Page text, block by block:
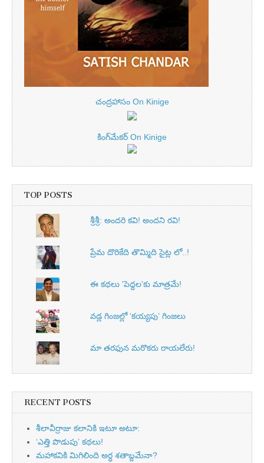
చంద్రహాసం On Kinige
కింగ్‌మేకర్ On Kinige
TOP POSTS
శ్రీశ్రీ: అందరి కవి! అందని రవి!
ప్రేమ దొరికేది తొమ్మిది సైట్ల లో..!
ఈ కథలు 'పెద్దల'కు మాత్రమే!
వడ్ల గింజల్లో ‘కయ్యపు’ గింజలు
మా తరఫున మరొకరు రాయలేరు!
RECENT POSTS
శీలావీర్రాజు కలానికి ఇటూ అటూ:
‘ఎత్తి పొడుపు’ కథలు!
మహాకవికి మిగిలింది అర్ధ శతాబ్దమేనా?